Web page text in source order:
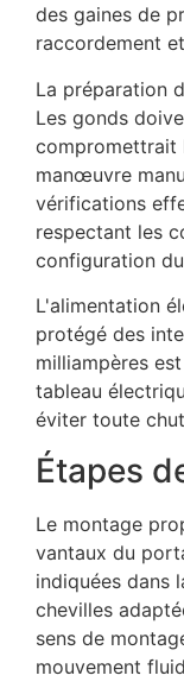
des gaines de
raccordement
La préparation
Les gonds
compromettrait
manœuvre
vérifications
respectant les
configuration
L'alimentation
protégé des
milliampères
tableau
éviter toute
Étapes
Le montage
vantaux du
indiquées dans
chevilles
sens de
mouvement